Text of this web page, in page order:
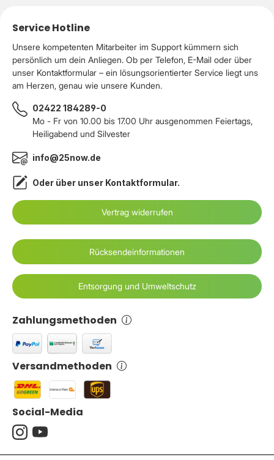
Service Hotline
Unsere kompetenten Mitarbeiter im Support kümmern sich
persönlich um dein Anliegen. Ob per Telefon, E-Mail oder über
unser Kontaktformular – ein lösungsorientierter Service liegt uns
am Herzen, genau wie unsere Kunden.
02422 184289-0
Mo - Fr von 10.00 bis 17.00 Uhr ausgenommen Feiertags,
Heiligabend und Silvester
info@25now.de
Oder über unser Kontaktformular.
Vertrag widerrufen
Zahlungsmethoden
Versandmethoden
Rücksendeinformationen
Entsorgung und Umweltschutz
Social-Media